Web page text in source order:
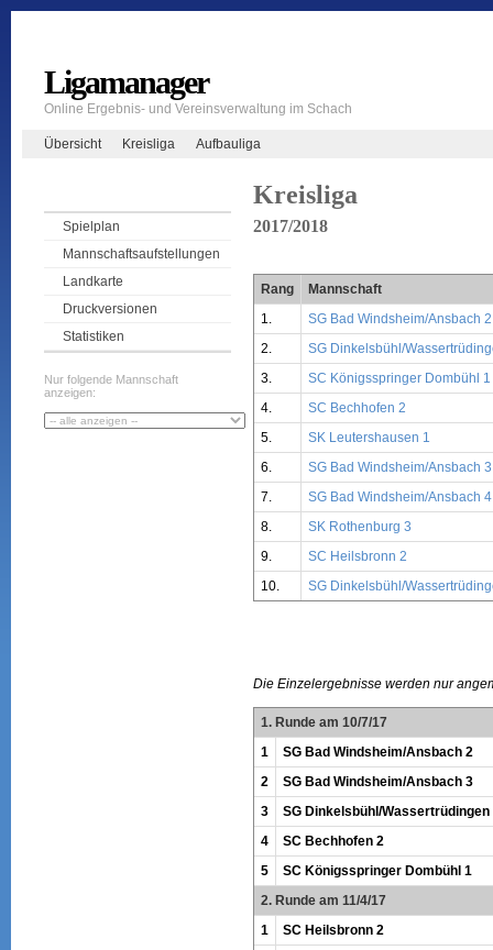
Ligamanager
Online Ergebnis- und Vereinsverwaltung im Schach
Übersicht Kreisliga Aufbauliga
Spielplan
Mannschaftsaufstellungen
Landkarte
Druckversionen
Statistiken
Nur folgende Mannschaft
anzeigen:
Kreisliga
2017/2018
Rang
Mannschaft
1.
SG Bad Windsheim/Ansbach 2
2.
SG Dinkelsbühl/
3.
SC Königsspringer Dombühl 1
4.
SC Bechhofen 2
5.
SK Leutershausen 1
6.
SG Bad Windsheim/Ansbach 3
7.
SG Bad Windsheim/Ansbach 4
8.
SK Rothenburg 3
9.
SC Heilsbronn 2
10.
SG Dinkelsbühl/
Die Einzelergebnisse werden nur
1. Runde am 10/7/17
1
SG Bad Windsheim/Ansbach 2
2
SG Bad Windsheim/Ansbach 3
3
SG Dinkelsbühl/Wassertrüdingen
4
SC Bechhofen 2
5
SC Königsspringer Dombühl 1
2. Runde am 11/4/17
1
SC Heilsbronn 2